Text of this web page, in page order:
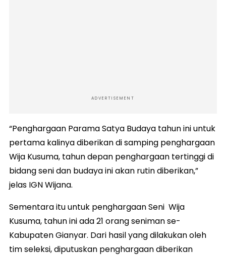
ADVERTISEMENT
“Penghargaan Parama Satya Budaya tahun ini untuk
pertama kalinya diberikan di samping penghargaan
Wija Kusuma, tahun depan penghargaan tertinggi di
bidang seni dan budaya ini akan rutin diberikan,”
jelas IGN Wijana.
Sementara itu untuk penghargaan Seni Wija
Kusuma, tahun ini ada 21 orang seniman se-
Kabupaten Gianyar. Dari hasil yang dilakukan oleh
tim seleksi, diputuskan penghargaan diberikan